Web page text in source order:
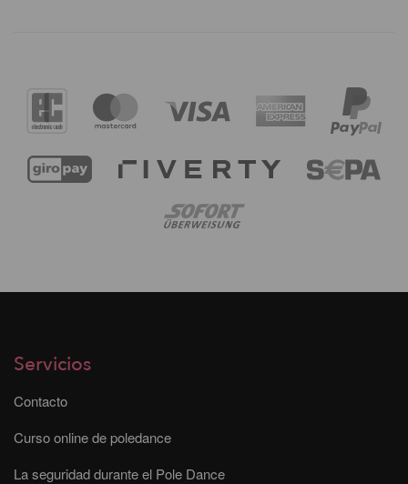
Servicios
Contacto
Curso online de poledance
La seguridad durante el Pole Dance